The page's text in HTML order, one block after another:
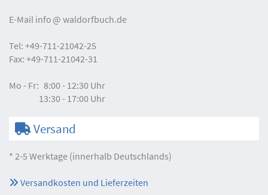
E-Mail info waldorfbuch.de
Tel: +49-711-21042-25
Fax: +49-711-21042-31
Mo - Fr: 8:00 - 12:30 Uhr
13:30 - 17:00 Uhr
Versand
* 2-5 Werktage (innerhalb Deutschlands)
Versandkosten und Lieferzeiten